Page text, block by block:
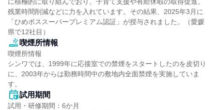
残業時間削減などに力を入れています。その結果、2025年3月に
「ひめボススーパープレミアム認証」が授与されました。（愛媛
県で12社目）
喫煙所情報
喫煙所情報
シンワでは、1999年に応接室での禁煙をスタートしたのを皮切り
に、2003年からは勤務時間中の敷地内全面禁煙を実施していま
す。
試用期間
試用・研修期間：6か月